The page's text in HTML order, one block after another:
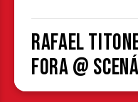
Rafael
Fora @